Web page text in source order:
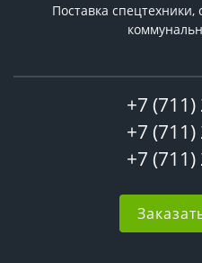
Поставка спецтехники,
+7 (711)
+7
+7